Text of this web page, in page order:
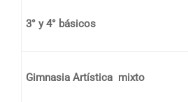
3° y 4° básicos
Gimnasia Artística mixto